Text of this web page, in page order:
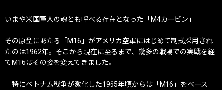
いまや米国軍人の魂とも呼べる存在となった「M4カービン」
その原型にあたる「M16」がアメリカ空軍にはじめて制式採用され
たのは1962年。そこから現在に至るまで、幾多の戦場での実戦を経
てM16はその姿を変えてきました。
特にベトナム戦争が激化した1965年頃からは「M16」をベース